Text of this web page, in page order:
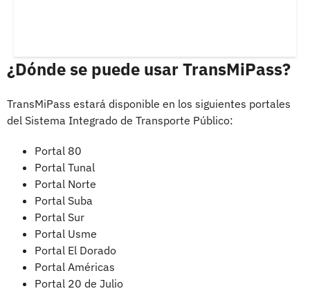
¿Dónde se puede usar TransMiPass?
TransMiPass estará disponible en los siguientes portales
del Sistema Integrado de Transporte Público:
Portal 80
Portal Tunal
Portal Norte
Portal Suba
Portal Sur
Portal Usme
Portal El Dorado
Portal Américas
Portal 20 de Julio